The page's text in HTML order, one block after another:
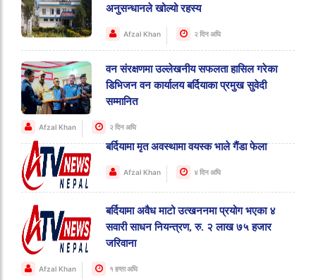
अनुसन्धानले खोल्यो रहस्य
Afzal Khan २ दिन अघि
वन संरक्षणमा उल्लेखनीय सफलता हासिल गरेका
डिभिजन वन कार्यालय बर्दियाका प्रमुख सुवेदी
सम्मानित
Afzal Khan २ दिन अघि
बर्दियामा मृत अवस्थामा वयस्क भाले गैंडा फेला
Afzal Khan ४ दिन अघि
बर्दियामा अवैध माटो उत्खननमा प्रयोग भएका ४
सवारी साधन नियन्त्रण, रु. २ लाख ७५ हजार
जरिवाना
Afzal Khan १ हप्ता अघि